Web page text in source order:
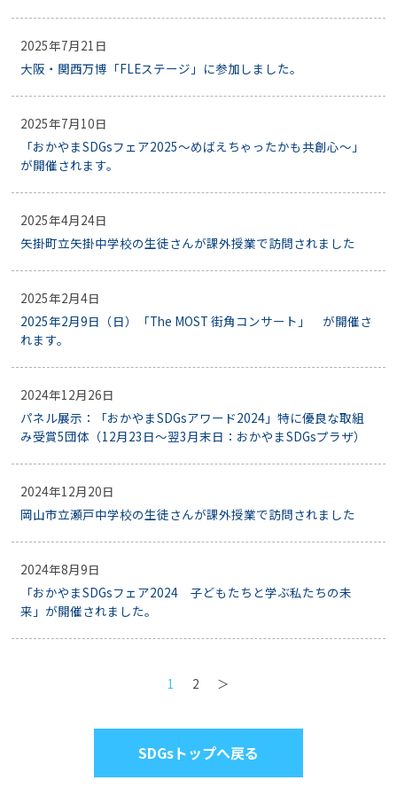
2025年7月21日
大阪・関西万博「FLEステージ」に参加しました。
2025年7月10日
「おかやまSDGsフェア2025～めばえちゃったかも共創心～」
が開催されます。
2025年4月24日
矢掛町立矢掛中学校の生徒さんが課外授業で訪問されました
2025年2月4日
2025年2月9日（日）「The MOST 街角コンサート」 が開催さ
れます。
2024年12月26日
パネル展示：「おかやまSDGsアワード2024」特に優良な取組
み受賞5団体（12月23日～翌3月末日：おかやまSDGsプラザ）
2024年12月20日
岡山市立瀬戸中学校の生徒さんが課外授業で訪問されました
2024年8月9日
「おかやまSDGsフェア2024 子どもたちと学ぶ私たちの未
来」が開催されました。
1 2 ＞
SDGsトップへ戻る